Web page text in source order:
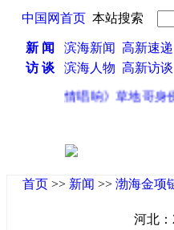
中国网首页 本站搜索
新 闻 滨海新闻 高新速递
访 谈
滨海人物 高新访谈
《激情唱响》草地哥身
首页 >> 新闻 >> 渤海金项
河北